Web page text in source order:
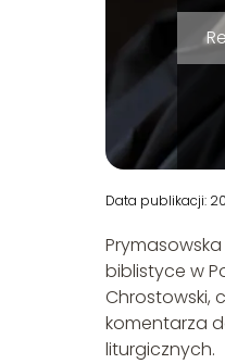
Data publikacji:
biblistyce w
Chrostowski,
komentarza
liturgicznych.